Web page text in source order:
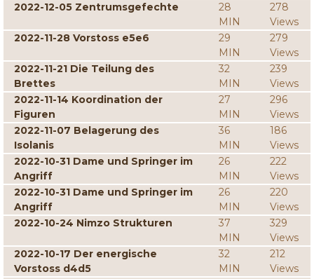
2022-12-05 Zentrumsgefechte
28
MIN
278
Views
2022-11-28 Vorstoss e5e6
29
MIN
279
Views
2022-11-21 Die Teilung des
Brettes
32
MIN
239
Views
2022-11-14 Koordination der
Figuren
27
MIN
296
Views
2022-11-07 Belagerung des
Isolanis
36
MIN
186
Views
2022-10-31 Dame und Springer im
Angriff
26
MIN
222
Views
2022-10-31 Dame und Springer im
Angriff
26
MIN
220
Views
2022-10-24 Nimzo Strukturen
37
MIN
329
Views
2022-10-17 Der energische
Vorstoss d4d5
32
MIN
212
Views